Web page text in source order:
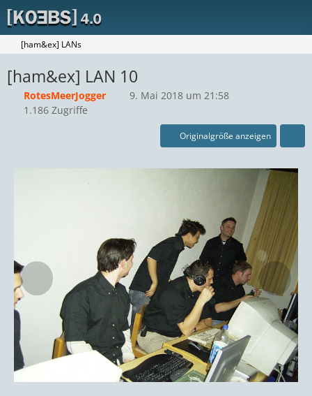
[ham&ex] LANs
[ham&ex] LAN 10
RotesMeerJogger
9. Mai 2018 um 21:58
1.186 Zugriffe
Originalgröße anzeigen